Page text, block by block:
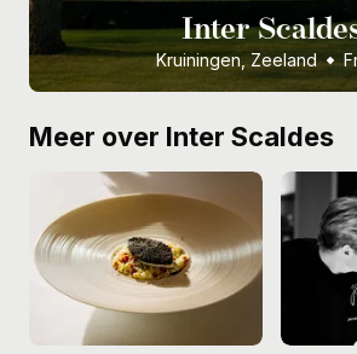
Inter
Kruiningen, Zeeland
Meer over Inter Scaldes